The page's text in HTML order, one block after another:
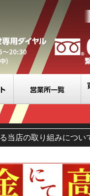
当店の取り組みについ